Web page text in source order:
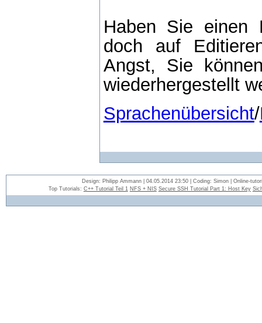
Haben Sie einen
doch auf
Angst, Sie
wiederhergestellt
Sprachenübersicht/
Design: Philipp Ammann | 04.05.2014 23:50 | Coding: Simon | Online-
Top Tutorials: C++ Tutorial Teil 1 NFS + NIS Secure SSH Tutorial Part 1: Host Key